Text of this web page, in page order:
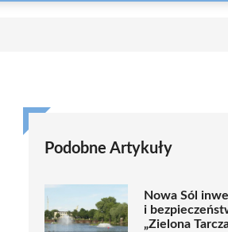
Podobne Artykuły
Nowa Sól
i
„Zielona